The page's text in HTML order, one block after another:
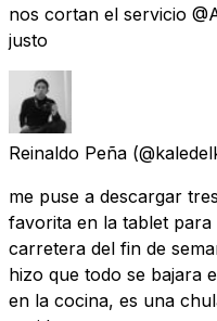
nos cortan el servicio
justo
Reinaldo Peña
me puse a descargar
favorita en la tablet
carretera del fin de
hizo que todo se bajara
en la cocina, es una